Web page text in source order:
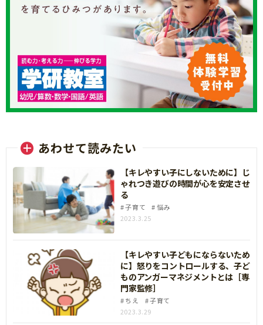
あわせて読みたい
【キレやすい子にしないために】じ
ゃれつき遊びの時間が心を安定させ
る
子育て
悩み
2023.3.25
【キレやすい子どもにならないため
に】怒りをコントロールする、子ど
ものアンガーマネジメントとは［専
門家監修］
ちえ
子育て
2023.3.29